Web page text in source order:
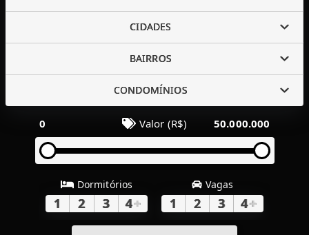
CIDADES
BAIRROS
CONDOMÍNIOS
0 Valor (R$) 50.000.000
Dormitórios
1 2 3 4+
Vagas
1 2 3 4+